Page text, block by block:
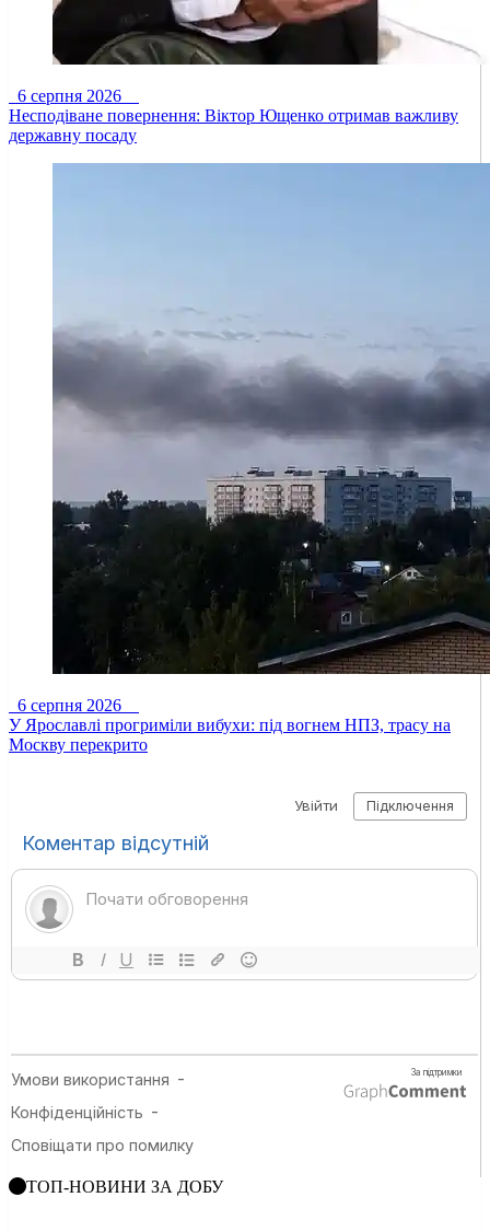
6 серпня 2026
Несподіване повернення: Віктор Ющенко отримав важливу
державну посаду
6 серпня 2026
У Ярославлі прогриміли вибухи: під вогнем НПЗ, трасу на
Москву перекрито
ТОП-НОВИНИ ЗА ДОБУ